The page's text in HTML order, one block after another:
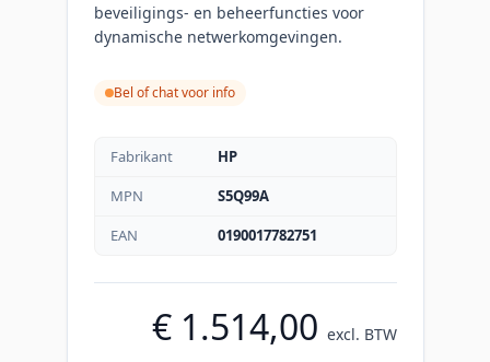
beveiligings- en beheerfuncties voor
dynamische netwerkomgevingen.
Bel of chat voor info
Fabrikant
HP
MPN
S5Q99A
EAN
0190017782751
€ 1.514,00 excl. BTW